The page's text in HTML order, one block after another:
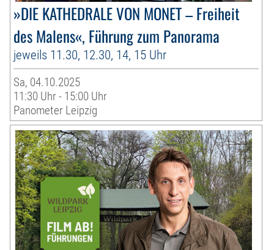
»DIE KATHEDRALE VON MONET – Freiheit
des Malens«, Führung zum Panorama
jeweils 11.30, 12.30, 14, 15 Uhr
Sa, 04.10.2025
11:30 Uhr - 15:00 Uhr
Panometer Leipzig